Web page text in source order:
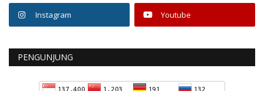
Instagram Youtube
PENGUNJUNG